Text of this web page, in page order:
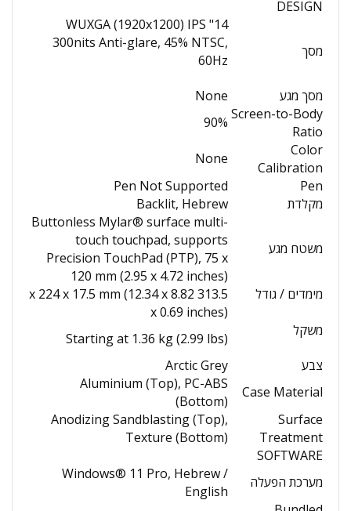
DESIGN
מסך
14" WUXGA (1920x1200) IPS
300nits Anti-glare, 45% NTSC,
60Hz
מסך מגע
None
Screen-to-Body
Ratio
90%
Color
Calibration
None
Pen
Pen Not Supported
מקלדת
Backlit, Hebrew
משטח מגע
Buttonless Mylar® surface multi-
touch touchpad, supports
Precision TouchPad (PTP), 75 x
120 mm (2.95 x 4.72 inches)
מימדים / גודל
313.5 x 224 x 17.5 mm (12.34 x 8.82
x 0.69 inches)
משקל
Starting at 1.36 kg (2.99 lbs)
צבע
Arctic Grey
Case Material
Aluminium (Top), PC-ABS
(Bottom)
Surface
Treatment
Anodizing Sandblasting (Top),
Texture (Bottom)
SOFTWARE
מערכת הפעלה
Windows® 11 Pro, Hebrew /
English